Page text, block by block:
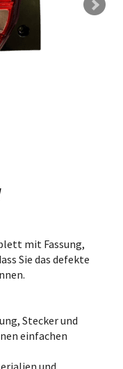
mit Fassung,
Sie das defekte
Stecker und
einfachen